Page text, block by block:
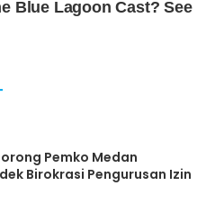
Pemko Medan
Birokrasi Pengurusan Izin